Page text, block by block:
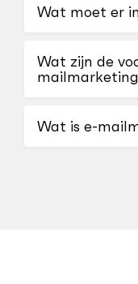
Wat moet er
Wat zijn de
Wat is e-